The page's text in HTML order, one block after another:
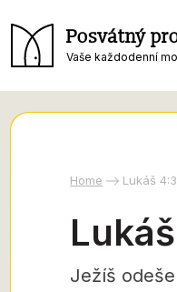
Posvátný
Vaše každodenní
Home Lukáš
Ježíš